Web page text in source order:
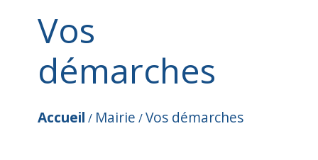
Vos
démarches
Accueil / Mairie /Vos démarches